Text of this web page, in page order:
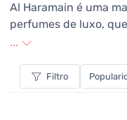
Al Haramain é uma
perfumes de luxo,
habilidade única de
perfumaria. Com um
todos os aspectos
fragrâncias ricas e
...
Filtro